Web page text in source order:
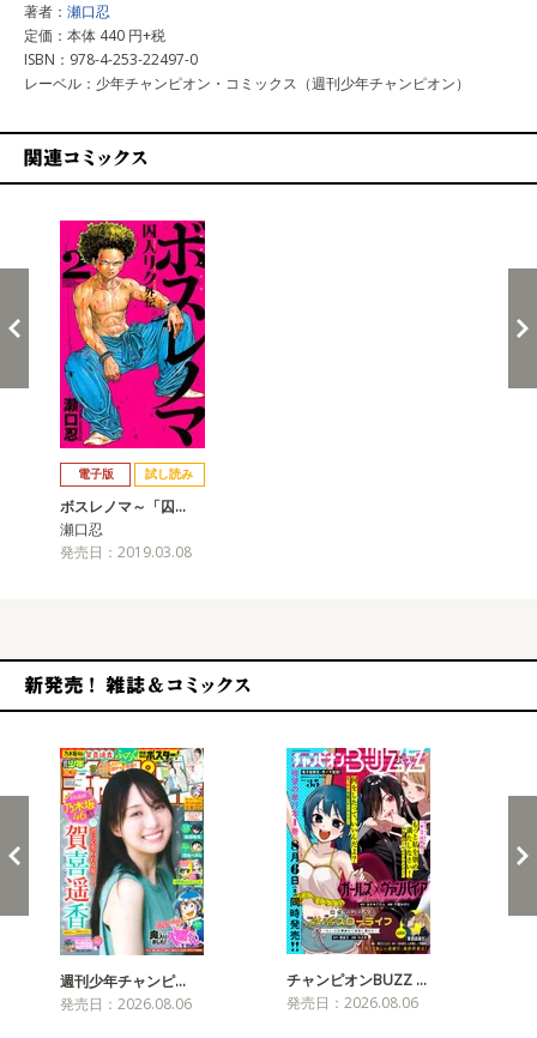
著者： 瀬口忍
定価：本体 440 円+税
ISBN：978-4-253-22497-0
レーベル：少年チャンピオン・コミックス（週刊少年チャンピオン）
電子版 試し読み
ボスレノマ～「囚…
瀬口忍
発売日：2019.03.08
週刊少年チャンピ…
発売日：2026.08.06
チャンピオンBUZZ …
発売日：2026.08.06